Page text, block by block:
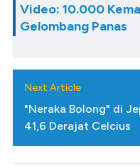
Video: 10.000
Gelombang Panas
Next Article
"Neraka Bolong" di
41,6 Derajat Celcius